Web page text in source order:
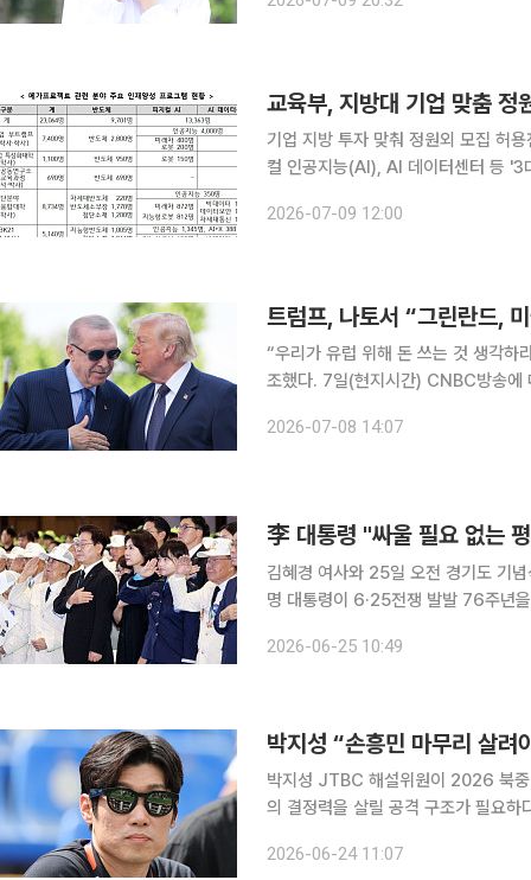
씨는 동종 범죄로 실형을 복역한 전력
기업 지방 투자 맞춰 정원외 모집 허용전과·편
컬 인공지능(AI), AI 데이터센터 등 '3
정원 외 학생을 선발할 수 있도록 하
2026-07-09 12:00
“우리가 유럽 위해 돈 쓰는 것 생각하
조했다. 7일(현지시간) CNBC방송에 따르면 트럼프 대통령은 북대서양조약기구(NATO·나토) 정
같이 주장했다. 트럼프 대통
2026-07-08 14:07
李 대통령 "싸울 필요 없는
김혜경 여사와 25일 오전 경기도 기념
명 대통령이 6·25전쟁 발발 76주년
이 대통령과 김혜경 여사는 25일 오
2026-06-25 10:49
박지성 “손흥민 마무리 살
박지성 JTBC 해설위원이 2026 북중
의 결정력을 살릴 공격 구조가 필요하
위원은 24일 한국시간 멕시코 몬테레
2026-06-24 11:07